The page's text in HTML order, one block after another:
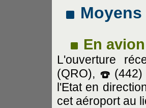
En avion
L'ouverture
(QRO),
(442)
l'Etat en
cet aéroport au